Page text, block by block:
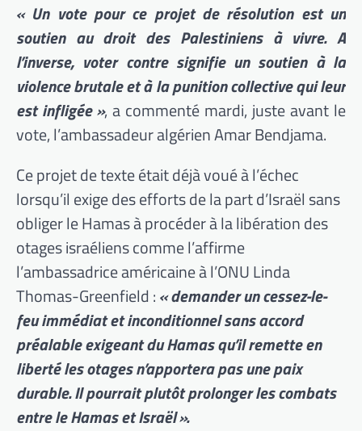
« Un vote pour ce projet de résolution est un
soutien au droit des Palestiniens à vivre. A
l’inverse, voter contre signifie un soutien à la
violence brutale et à la punition collective qui leur
est infligée », a commenté mardi, juste avant le
vote, l’ambassadeur algérien Amar Bendjama.
Ce projet de texte était déjà voué à l’échec
lorsqu’il exige des efforts de la part d’Israël sans
obliger le Hamas à procéder à la libération des
otages israéliens comme l’affirme
l’ambassadrice américaine à l’ONU Linda
Thomas-Greenfield :« demander un cessez-le-
feu immédiat et inconditionnel sans accord
préalable exigeant du Hamas qu’il remette en
liberté les otages n’apportera pas une paix
durable. Il pourrait plutôt prolonger les combats
entre le Hamas et Israël ».